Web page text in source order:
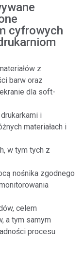
cyfrowych
z
barw oraz
dla soft-
i
materiałach i
w tym tych z
nośnika zgodnego
celem
a tym samym
procesu